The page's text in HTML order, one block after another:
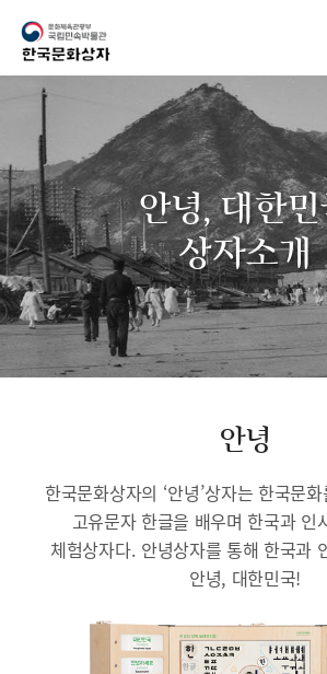
안녕, 대한
상자소개
안녕
한국문화상자의 ‘안녕’상자는 한국문
고유문자 한글을 배우며 한국과 인
체험상자다. 안녕상자를 통해 한국과
안녕, 대한민국!